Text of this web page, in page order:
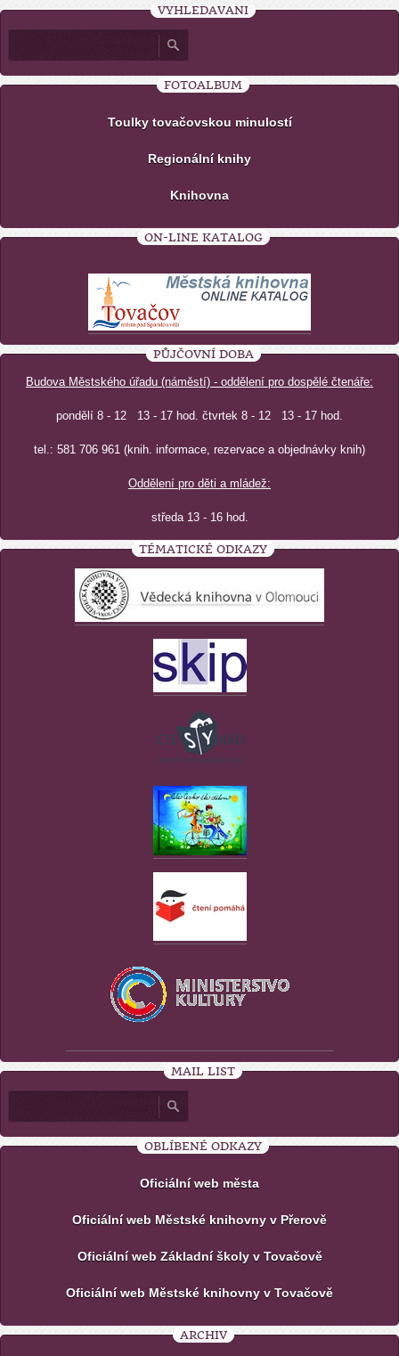
VYHLEDÁVÁNÍ
FOTOALBUM
Toulky tovačovskou minulostí
Regionální knihy
Knihovna
ON-LINE KATALOG
PŮJČOVNÍ DOBA
Budova Městského úřadu (náměstí) - oddělení pro dospělé čtenáře:
pondělí 8 - 12 13 - 17 hod. čtvrtek 8 - 12 13 - 17 hod.
tel.: 581 706 961 (knih. informace, rezervace a objednávky knih)
Oddělení pro děti a mládež:
středa 13 - 16 hod.
TÉMATICKÉ ODKAZY
MAIL LIST
OBLÍBENÉ ODKAZY
Oficiální web města
Oficiální web Městské knihovny v Přerově
Oficiální web Základní školy v Tovačově
Oficiální web Městské knihovny v Tovačově
ARCHIV